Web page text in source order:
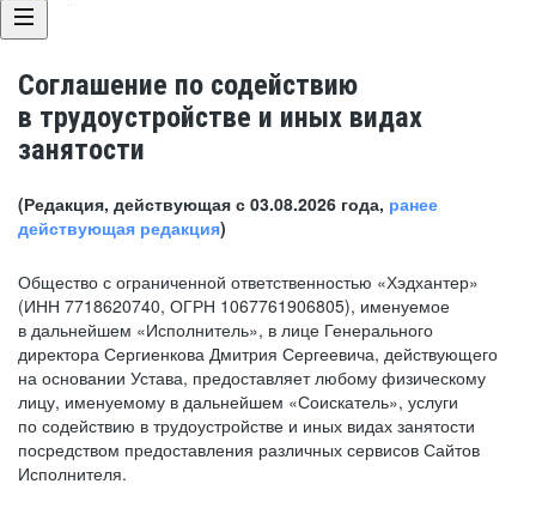
Соглашение по содействию
в трудоустройстве и иных видах
занятости
(Редакция, действующая с 03.08.2026 года, ранее
действующая редакция)
Общество с ограниченной ответственностью «Хэдхантер»
(ИНН 7718620740, ОГРН 1067761906805), именуемое
в дальнейшем «Исполнитель», в лице Генерального
директора Сергиенкова Дмитрия Сергеевича, действующего
на основании Устава, предоставляет любому физическому
лицу, именуемому в дальнейшем «Соискатель», услуги
по содействию в трудоустройстве и иных видах занятости
посредством предоставления различных сервисов Сайтов
Исполнителя.